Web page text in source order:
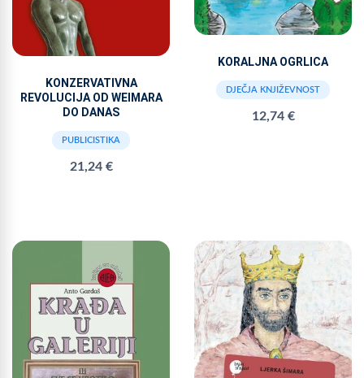
KONZERVATIVNA
REVOLUCIJA OD WEIMARA
DO DANAS
PUBLICISTIKA
21,24 €
KORALJNA OGRLICA
DJEČJA KNJIŽEVNOST
12,74 €